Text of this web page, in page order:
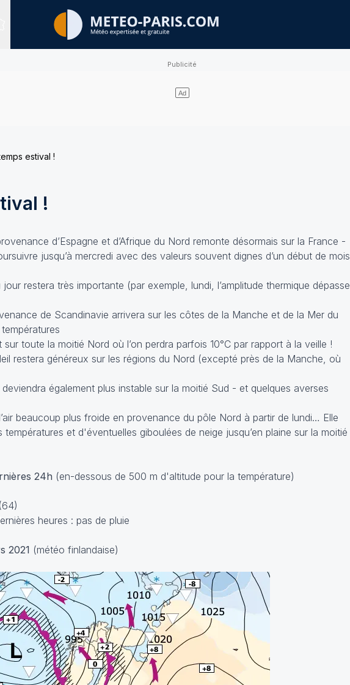
Sites expertisés
estival !
!
d’Espagne et d’Afrique du Nord remonte désormais sur la France -
jusqu’à mercredi avec des valeurs souvent dignes d’un début de mois
restera très importante (par exemple, lundi, l’amplitude thermique dépasse
de Scandinavie arrivera sur les côtes de la Manche et de la Mer du
toute la moitié Nord où l’on perdra parfois 10°C par rapport à la veille !
restera généreux sur les régions du Nord (excepté près de la Manche, où
également plus instable sur la moitié Sud - et quelques averses
beaucoup plus froide en provenance du pôle Nord à partir de lundi… Elle
et d'éventuelles giboulées de neige jusqu’en plaine sur la moitié
24h (en-dessous de 500 m d'altitude pour la température)
heures : pas de pluie
2021 (météo finlandaise)